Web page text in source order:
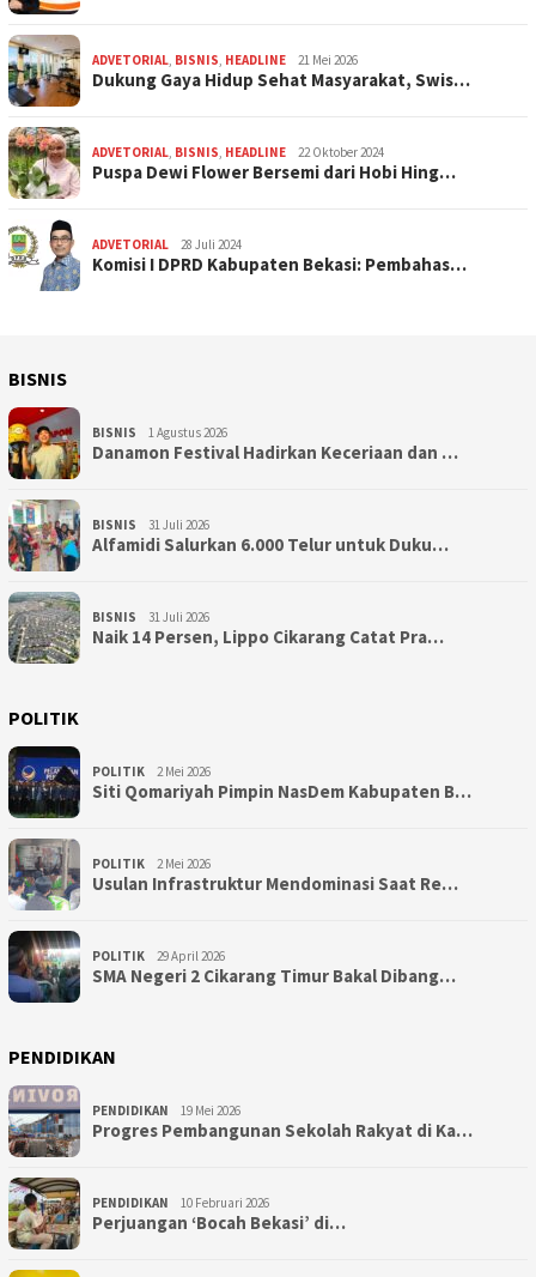
ADVETORIAL, BISNIS, HEADLINE 21 Mei 2026
Dukung Gaya Hidup Sehat Masyarakat, Swis…
ADVETORIAL, BISNIS, HEADLINE 22 Oktober 2024
Puspa Dewi Flower Bersemi dari Hobi Hing…
ADVETORIAL 28 Juli 2024
Komisi I DPRD Kabupaten Bekasi: Pembahas…
BISNIS
BISNIS 1 Agustus 2026
Danamon Festival Hadirkan Keceriaan dan …
BISNIS 31 Juli 2026
Alfamidi Salurkan 6.000 Telur untuk Duku…
BISNIS 31 Juli 2026
Naik 14 Persen, Lippo Cikarang Catat Pra…
POLITIK
POLITIK 2 Mei 2026
Siti Qomariyah Pimpin NasDem Kabupaten B…
POLITIK 2 Mei 2026
Usulan Infrastruktur Mendominasi Saat Re…
POLITIK 29 April 2026
SMA Negeri 2 Cikarang Timur Bakal Dibang…
PENDIDIKAN
PENDIDIKAN 19 Mei 2026
Progres Pembangunan Sekolah Rakyat di Ka…
PENDIDIKAN 10 Februari 2026
Perjuangan ‘Bocah Bekasi’ di…